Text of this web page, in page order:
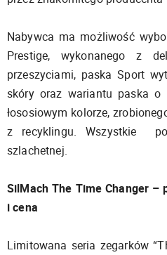
Nabywca ma możliwość
Prestige, wykonanego z
przeszyciami, paska Sport
skóry oraz wariantu paska o
łososiowym kolorze,
z recyklingu. Wszystkie
szlachetnej.
SilMach The Time Changer –
i cena
Limitowana seria zegarków